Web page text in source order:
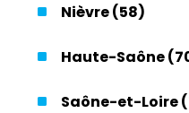
Nièvre (58)
Haute-Saône
Saône-et-Loire